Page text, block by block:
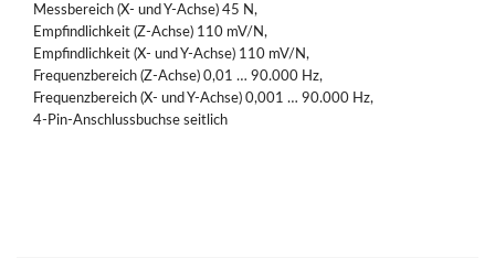
Messbereich (X- und Y-Achse) 45 N,
Empfindlichkeit (Z-Achse) 110 mV/N,
Empfindlichkeit (X- und Y-Achse) 110 mV/N,
Frequenzbereich (Z-Achse) 0,01 … 90.000 Hz,
Frequenzbereich (X- und Y-Achse) 0,001 … 90.000 Hz,
4-Pin-Anschlussbuchse seitlich